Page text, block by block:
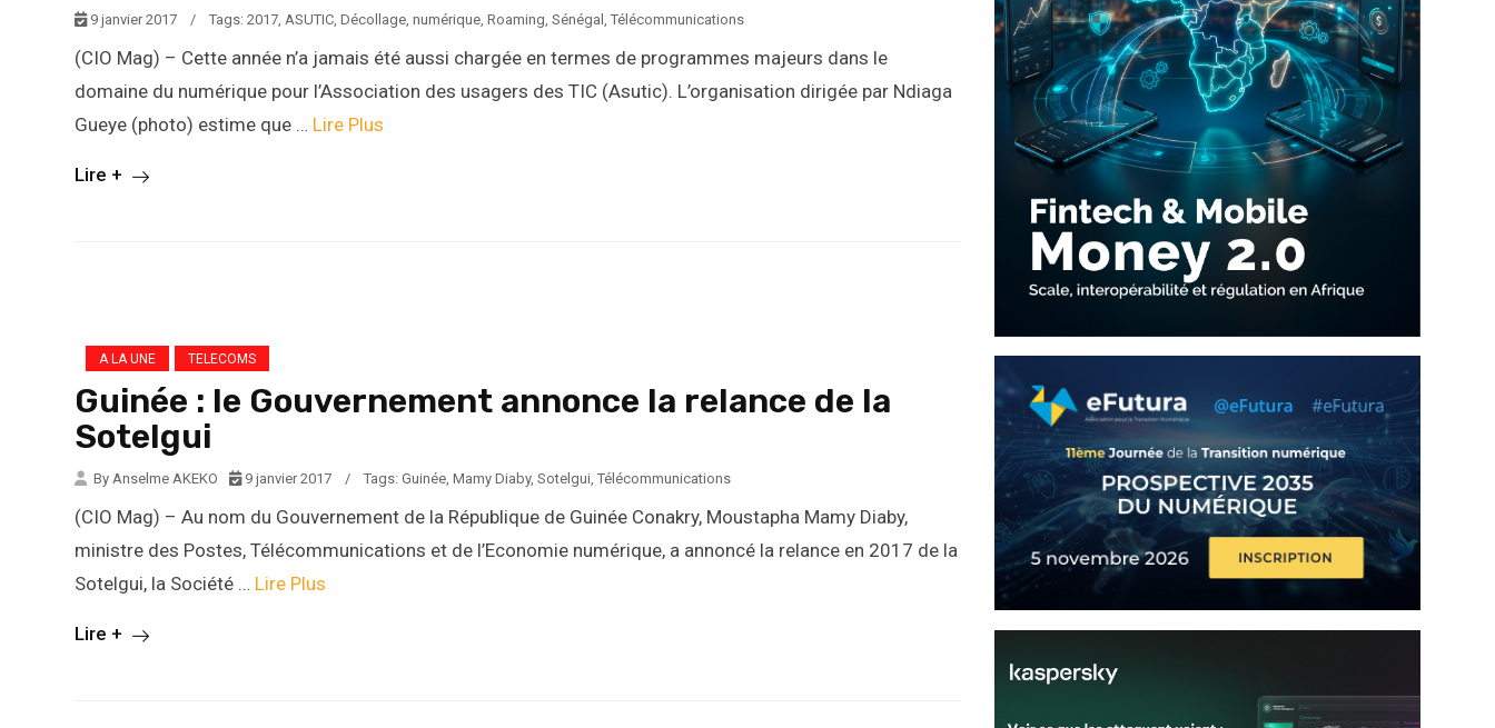
9 janvier 2017 / Tags: 2017, ASUTIC, Décollage, numérique, Roaming, Sénégal , Télécommunications
(CIO Mag) – Cette année n’a jamais été aussi chargée en termes de programmes majeurs dans le
domaine du numérique pour l’Association des usagers des TIC (Asutic). L’organisation dirigée par Ndiaga
Gueye (photo) estime que … Lire Plus
Lire +
A LA UNE TELECOMS
Guinée : le Gouvernement annonce la relance de la
Sotelgui
By Anselme AKEKO 9 janvier 2017 / Tags: Guinée, Mamy Diaby, Sotelgui, Télécommunications
(CIO Mag) – Au nom du Gouvernement de la République de Guinée Conakry, Moustapha Mamy Diaby,
ministre des Postes, Télécommunications et de l’Economie numérique, a annoncé la relance en 2017 de la
Sotelgui, la Société … Lire Plus
Lire +